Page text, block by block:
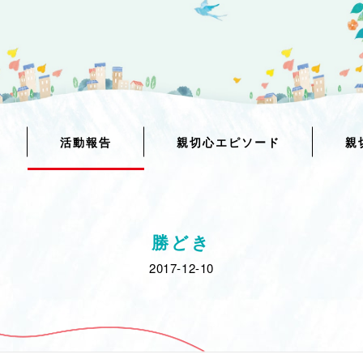
活動報告 親切心エピソード 親
勝どき
2017-12-10